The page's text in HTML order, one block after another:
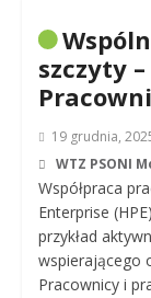
szczyty
19 grudnia,
WTZ PSONI
Współpraca
Enterprise
przykład
wspierającego
Pracownicy i